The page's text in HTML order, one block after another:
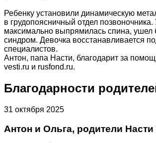
Ребенку установили динамическую
в грудопоясничный отдел позвоночника.
максимально выпрямилась спина, ушел
синдром. Девочка восстанавливается
специалистов.
Антон, папа Насти, благодарит за
vesti.ru и rusfond.ru.
Благодарности
31 октября 2025
Антон и Ольга, родители